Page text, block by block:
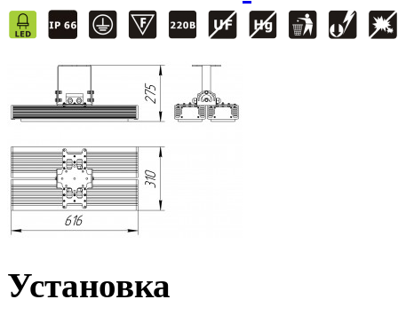
Установка